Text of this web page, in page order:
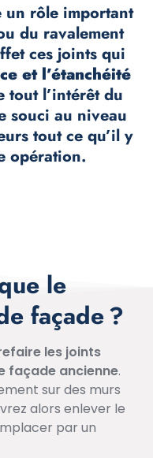
un rôle important
du ravalement
ces joints qui
et l’étanchéité
tout l’intérêt du
souci au niveau
tout ce qu’il y
opération.
le
façade ?
les joints
façade ancienne.
sur des murs
alors enlever le
par un